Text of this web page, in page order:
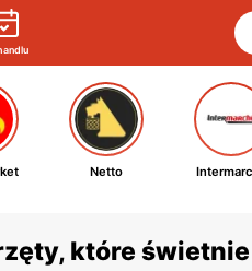
Netto
które